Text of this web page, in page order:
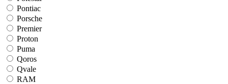
Pontiac
Porsche
Premier
Proton
Puma
Qoros
Qvale
RAM